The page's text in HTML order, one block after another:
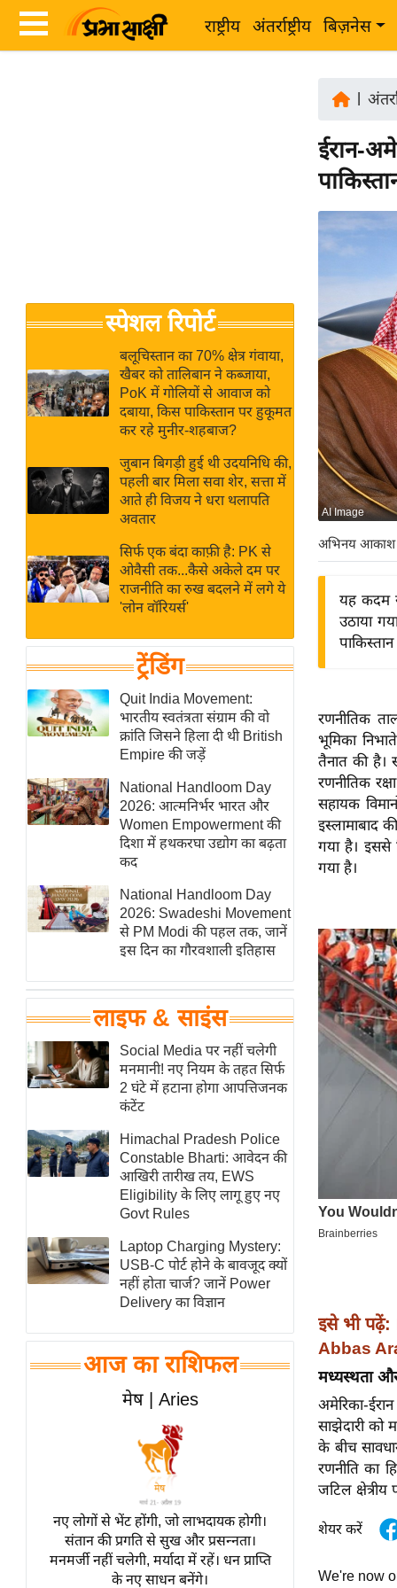
राष्ट्रीय अंतर्राष्ट्रीय बिज़नेस
Breaking
News in
Hindi
Hindi
Videos
जगत
राय
बजट
IPL
2026
ई-पेपर
मिसाल बेमिसाल
शख्सियत
यंग इंडिया
साहित्य जगत
ऑटो वर्ल्ड
न्यूज ब्रीफ
मनोरंजन जगत
बॉलीवुड
हॉलीवुड
फिल्म समीक्षा
Breaking
News
लाइफस्टाइल
टेक्नॉलॉजी
घरेलू नुस्खे
पर्यटन स्थल
फिटनेस मंत्रा
रिलेशनशिप
राजनीति
विश्लेषण
समसामयिक
मातृभूमि
एम.
आर.
आई.
समीक्षा
धर्म
ज्योतिष
त्योहार
राशिफल
विशेष
स्पेशल रिपोर्ट
बलूचिस्तान का 70% क्षेत्र गंवाया,
खैबर को तालिबान ने कब्जाया,
PoK में गोलियों से आवाज को
दबाया, किस पाकिस्तान पर हुकूमत
कर रहे मुनीर-शहबाज?
जुबान बिगड़ी हुई थी उदयनिधि की,
पहली बार मिला सवा शेर, सत्ता में
आते ही विजय ने धरा थलापति
अवतार
सिर्फ एक बंदा काफ़ी है: PK से
ओवैसी तक...कैसे अकेले दम पर
राजनीति का रुख बदलने में लगे ये
'लोन वॉरियर्स'
ट्रेंडिंग
Quit India Movement:
भारतीय स्वतंत्रता संग्राम की वो
क्रांति जिसने हिला दी थी British
Empire की जड़ें
National Handloom Day
2026: आत्मनिर्भर भारत और
Women Empowerment की
दिशा में हथकरघा उद्योग का बढ़ता
कद
National Handloom Day
2026: Swadeshi Movement
से PM Modi की पहल तक, जानें
इस दिन का गौरवशाली इतिहास
लाइफ & साइंस
Social Media पर नहीं चलेगी
मनमानी! नए नियम के तहत सिर्फ
2 घंटे में हटाना होगा आपत्तिजनक
कंटेंट
Himachal Pradesh Police
Constable Bharti: आवेदन की
आखिरी तारीख तय, EWS
Eligibility के लिए लागू हुए नए
Govt Rules
Laptop Charging Mystery:
USB-C पोर्ट होने के बावजूद क्यों
नहीं होता चार्ज? जानें Power
Delivery का विज्ञान
आज का राशिफल
मेष | Aries
नए लोगों से भेंट होंगी, जो लाभदायक होगी।
संतान की प्रगति से सुख और प्रसन्नता।
मनमर्जी नहीं चलेगी, मर्यादा में रहें। धन प्राप्ति
के नए साधन बनेंगे।
ईरान-
AI Image
अभिनय आकाश
यह कदम
उठाया
रणनीतिक
भूमिका
तैनात की है।
रणनीतिक
सहायक
इस्लामाबाद
गया है। इससे
गया है।
इसे भी पढ़ें:
Abbas
मध्यस्थता
अमेरिका-
साझेदारी को
के बीच
रणनीति का
जटिल
शेयर करें
We're now